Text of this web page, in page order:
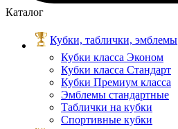
Каталог
Кубки, таблички, эмблемы
Кубки класса Эконом
Кубки класса Стандарт
Кубки Премиум класса
Эмблемы стандартные
Таблички на кубки
Спортивные кубки